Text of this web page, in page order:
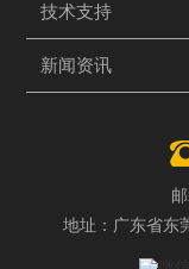
技术支持
新闻资讯
地址：广东省东